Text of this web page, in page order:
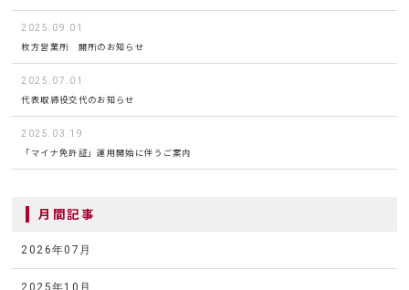
2025.09.01
枚方営業所 開所のお知らせ
2025.07.01
代表取締役交代のお知らせ
2025.03.19
「マイナ免許証」運用開始に伴うご案内
月間記事
2026年07月
2025年10月